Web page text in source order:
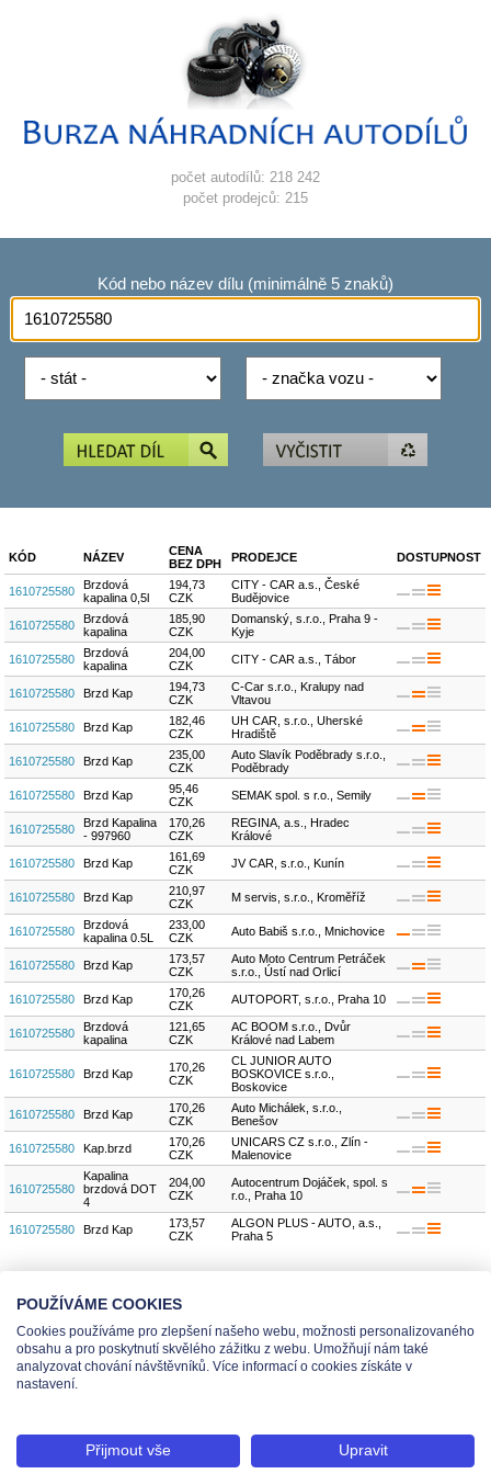
počet autodílů: 218 242
počet prodejců: 215
Kód nebo název dílu (minimálně 5 znaků)
KÓD NÁZEV
CENA
BEZ DPH
PRODEJCE DOSTUPNOST
1610725580
Brzdová
kapalina 0,5l
194,73
CZK
CITY - CAR a.s., České
Budějovice
1610725580
Brzdová
kapalina
185,90
CZK
Domanský, s.r.o., Praha 9 -
Kyje
1610725580
Brzdová
kapalina
204,00
CZK
CITY - CAR a.s., Tábor
1610725580 Brzd Kap
194,73
CZK
C-Car s.r.o., Kralupy nad
Vltavou
1610725580 Brzd Kap
182,46
CZK
UH CAR, s.r.o., Uherské
Hradiště
1610725580 Brzd Kap
235,00
CZK
Auto Slavík Poděbrady s.r.o.,
Poděbrady
1610725580 Brzd Kap
95,46
CZK
SEMAK spol. s r.o., Semily
1610725580
Brzd Kapalina
- 997960
170,26
CZK
REGINA, a.s., Hradec
Králové
1610725580 Brzd Kap
161,69
CZK
JV CAR, s.r.o., Kunín
1610725580 Brzd Kap
210,97
CZK
M servis, s.r.o., Kroměříž
1610725580
Brzdová
kapalina 0.5L
233,00
CZK
Auto Babiš s.r.o., Mnichovice
1610725580 Brzd Kap
173,57
CZK
Auto Moto Centrum Petráček
s.r.o., Ústí nad Orlicí
1610725580 Brzd Kap
170,26
CZK
AUTOPORT, s.r.o., Praha 10
1610725580
Brzdová
kapalina
121,65
CZK
AC BOOM s.r.o., Dvůr
Králové nad Labem
1610725580 Brzd Kap
170,26
CZK
CL JUNIOR AUTO
BOSKOVICE s.r.o.,
Boskovice
1610725580 Brzd Kap
170,26
CZK
Auto Michálek, s.r.o.,
Benešov
1610725580 Kap.brzd
170,26
CZK
UNICARS CZ s.r.o., Zlín -
Malenovice
1610725580
Kapalina
brzdová DOT
4
204,00
CZK
Autocentrum Dojáček, spol. s
r.o., Praha 10
1610725580 Brzd Kap
173,57
CZK
ALGON PLUS - AUTO, a.s.,
Praha 5
Administrace pro prodejce
Tel.: +420 491 519 500 | E-mail: helpdesk@teas.cz | Provozovna: tř. T.Bati 299,
763 02 Zlín
POUŽÍVÁME COOKIES
Cookies používáme pro zlepšení našeho webu, možnosti personalizovaného
obsahu a pro poskytnutí skvělého zážitku z webu. Umožňují nám také
analyzovat chování návštěvníků. Více informací o cookies získáte v
nastavení.
Přijmout vše Upravit